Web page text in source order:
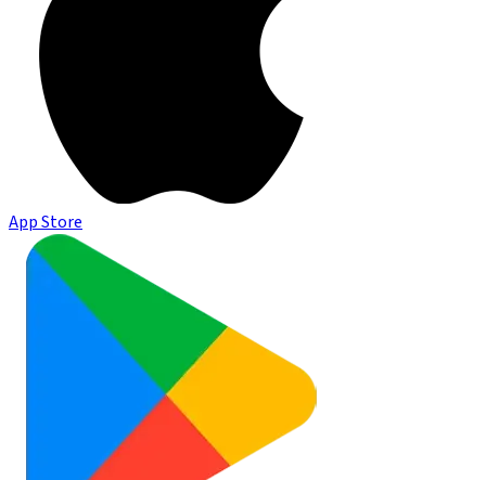
App Store